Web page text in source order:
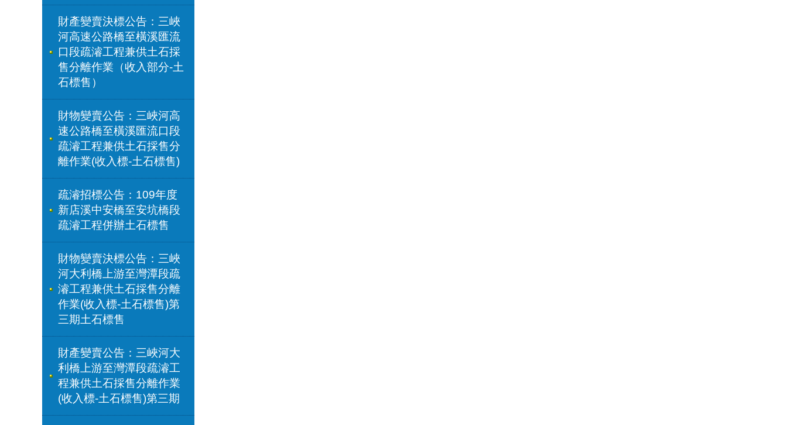
財產變賣決標公告：三峽
河高速公路橋至橫溪匯流
口段疏濬工程兼供土石採
售分離作業（收入部分-土
石標售）
財物變賣公告：三峽河高
速公路橋至橫溪匯流口段
疏濬工程兼供土石採售分
離作業(收入標-土石標售)
疏濬招標公告：109年度
新店溪中安橋至安坑橋段
疏濬工程併辦土石標售
財物變賣決標公告：三峽
河大利橋上游至灣潭段疏
濬工程兼供土石採售分離
作業(收入標-土石標售)第
三期土石標售
財產變賣公告：三峽河大
利橋上游至灣潭段疏濬工
程兼供土石採售分離作業
(收入標-土石標售)第三期